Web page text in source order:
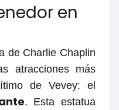
en
de Charlie Chaplin
atracciones más
de Vevey: el
. Esta estatua